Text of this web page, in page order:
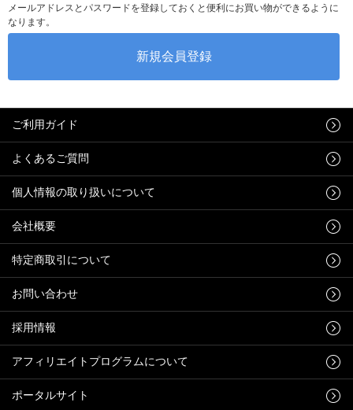
メールアドレスとパスワードを登録しておくと便利にお買い物ができるように
なります。
ご利用ガイド
よくあるご質問
個人情報の取り扱いについて
会社概要
特定商取引について
お問い合わせ
採用情報
アフィリエイトプログラムについて
ポータルサイト